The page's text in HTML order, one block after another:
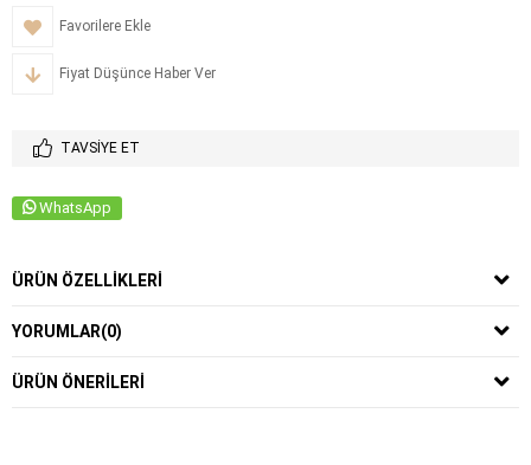
Favorilere Ekle
Fiyat Düşünce Haber Ver
TAVSIYE ET
WhatsApp
ÜRÜN ÖZELLIKLERI
YORUMLAR(0)
ÜRÜN ÖNERILERI